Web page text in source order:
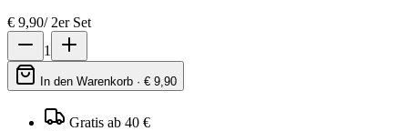
€ 9,90/ 2er Set
1
In den Warenkorb · € 9,90
Gratis ab 40 €